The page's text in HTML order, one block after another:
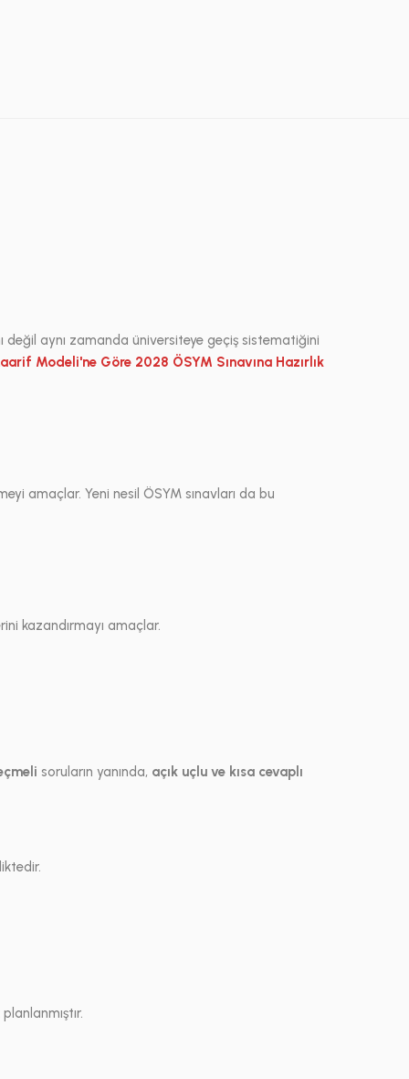
değil aynı zamanda üniversiteye geçiş sistematiğini
Modeli'ne Göre 2028 ÖSYM Sınavına Hazırlık
amaçlar. Yeni nesil ÖSYM sınavları da bu
kazandırmayı amaçlar.
soruların yanında, açık uçlu ve kısa cevaplı